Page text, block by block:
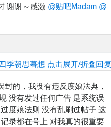
谢谢～感激 @贴吧Madam @
季朝思暮想 点击展开/折叠回复
的，我没有违反度娘法典，
没有发过任何广告 是系统误
度娘法则 没有乱刷过帖子 这
录都在号上 对我真的很重要